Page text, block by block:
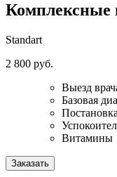
Комплексные
Standart
2 800 руб.
Выезд
Базовая
Витамины
Заказать